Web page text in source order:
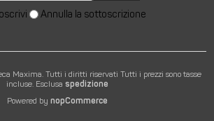
Annulla la sottoscrizione
Maxima. Tutti i diritti riservati Tutti i prezzi sono tasse
incluse. Esclusa spedizione
Powered by nopCommerce